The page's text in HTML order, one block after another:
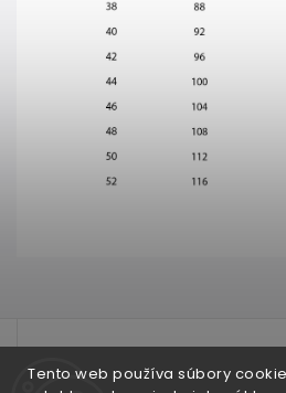
Tento web používa súbory
test